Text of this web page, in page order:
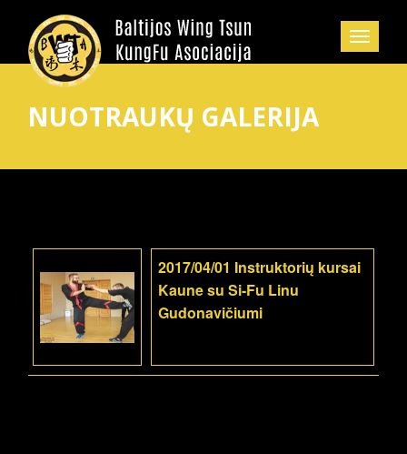
NUOTRAUKŲ GALERIJA
2017/04/01 Instruktorių kursai
Kaune su Si-Fu Linu
Gudonavičiumi